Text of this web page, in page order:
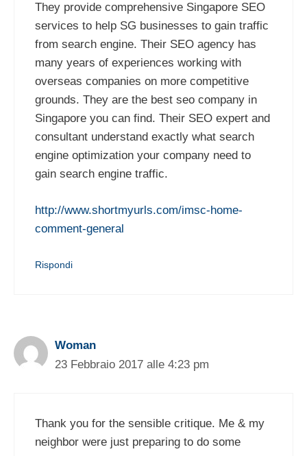
They provide comprehensive Singapore SEO
services to help SG businesses to gain traffic
from search engine. Their SEO agency has
many years of experiences working with
overseas companies on more competitive
grounds. They are the best seo company in
Singapore you can find. Their SEO expert and
consultant understand exactly what search
engine optimization your company need to
gain search engine traffic.
http://www.shortmyurls.com/imsc-home-
comment-general
Rispondi
Woman
23 Febbraio 2017 alle 4:23 pm
Thank you for the sensible critique. Me & my
neighbor were just preparing to do some